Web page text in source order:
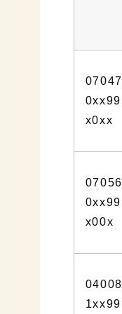
07047
0xx99
x0xx
07056
0xx99
x00x
04008
1xx99